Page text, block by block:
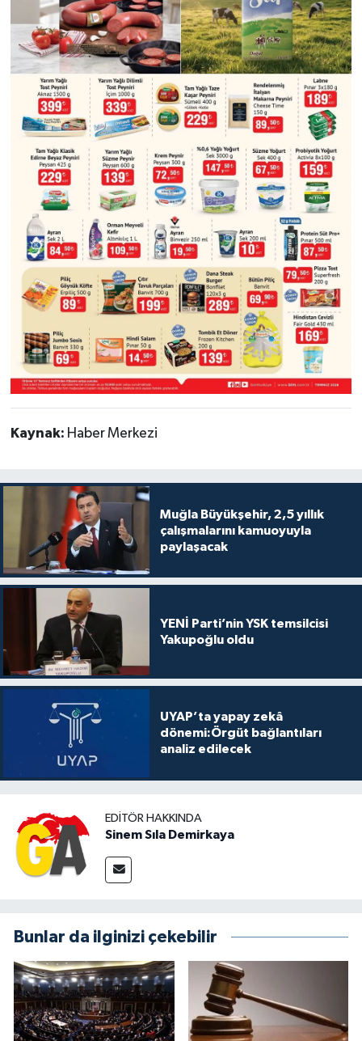
Kaynak: Haber Merkezi
Muğla Büyükşehir, 2,5 yıllık
çalışmalarını kamuoyuyla
paylaşacak
YENİ Parti’nin YSK temsilcisi
Yakupoğlu oldu
UYAP’ta yapay zekâ
dönemi:Örgüt bağlantıları
analiz edilecek
EDITÖR HAKKINDA
Sinem Sıla Demirkaya
Bunlar da ilginizi çekebilir